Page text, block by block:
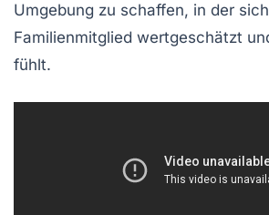
Umgebung zu schaffen, in der
Familienmitglied wertgeschätzt
fühlt.